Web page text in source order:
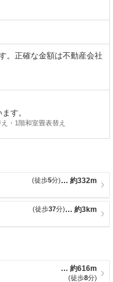
。正確な金額は不動産会社
す。
・1階和室畳表替え
約332m
(徒歩5分)
約3km
(徒歩37分)
約616m
(徒歩8分)